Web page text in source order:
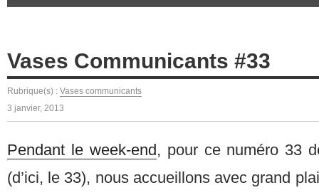
Vases Communicants #33
Rubrique(s) : Vases communicants
3 janvier, 2013
Pendant le week-end, pour ce numéro 33
(d’ici, le 33), nous accueillons avec grand